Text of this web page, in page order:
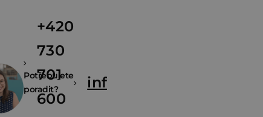
Potřebujete
poradit?
+420
730
701
600
info@zivina.cz